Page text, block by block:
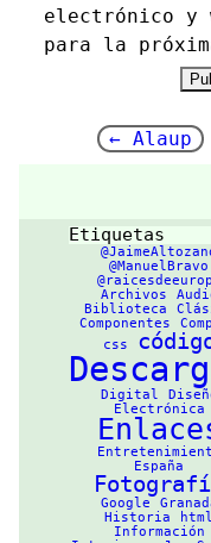
electrónico y
para la
Navegación
←Alaup
Etiquetas
@ManuelBravo
Archivos
Biblioteca
Componentes
css
Digital
Electrónica
España
Google
Historia
html
Información